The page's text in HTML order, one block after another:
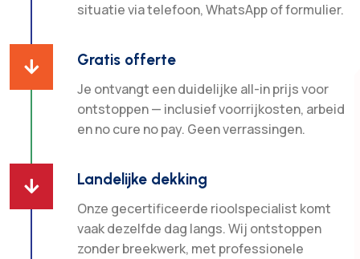
situatie via telefoon, WhatsApp of formulier.
 Gratis offerte
Je ontvangt een duidelijke all-in prijs voor
ontstoppen — inclusief voorrijkosten, arbeid
en no cure no pay. Geen verrassingen.
 Landelijke dekking
Onze gecertificeerde rioolspecialist komt
vaak dezelfde dag langs. Wij ontstoppen
zonder breekwerk, met professionele